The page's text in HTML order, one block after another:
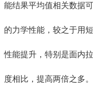
能结果平均值相关数据
的力学性能 ， 较之于用
性能提升， 特别是面内
度相比，提高两倍之多